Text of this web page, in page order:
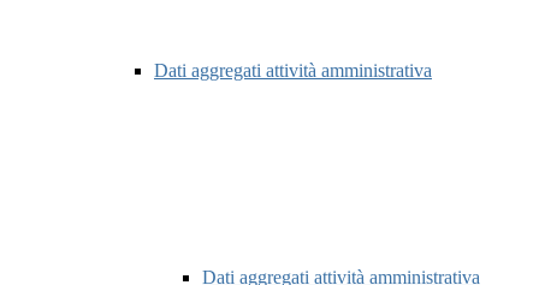
Dati aggregati attività amministrativa
Dati aggregati attività amministrativa